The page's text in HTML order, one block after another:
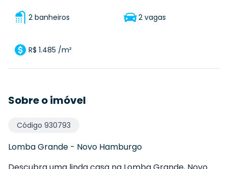
2 banheiros 2 vagas
R$ 1.485 /m²
Sobre o imóvel
Código 930793
Lomba Grande - Novo Hamburgo